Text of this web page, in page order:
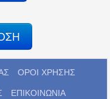
ΟΡΟΙ ΧΡΗΣΗΣ
ΕΠΙΚΟΙΝΩΝΙΑ